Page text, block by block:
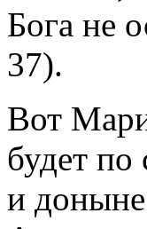
Бога не
37).
Вот
будет по
и доныне